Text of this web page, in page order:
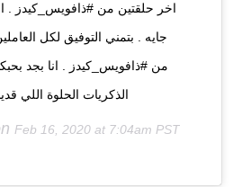
اخر حلقتين من #ذافويس_كيدز .
جايه . بتمني التوفيق لكل
من #ذافويس_كيدز . انا بجد
الذكريات الحلوة اللي
Feb 16, 2020 at 7:04am PST